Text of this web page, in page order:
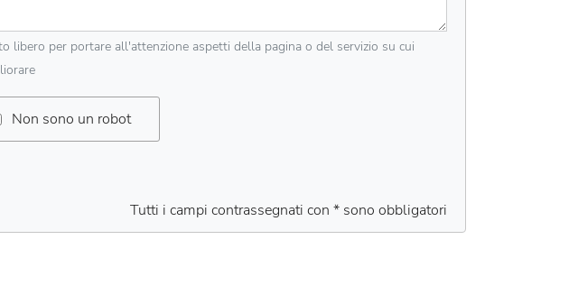
libero per portare all'attenzione aspetti della pagina o del servizio su cui
Non sono un robot
Tutti i campi contrassegnati con * sono obbligatori